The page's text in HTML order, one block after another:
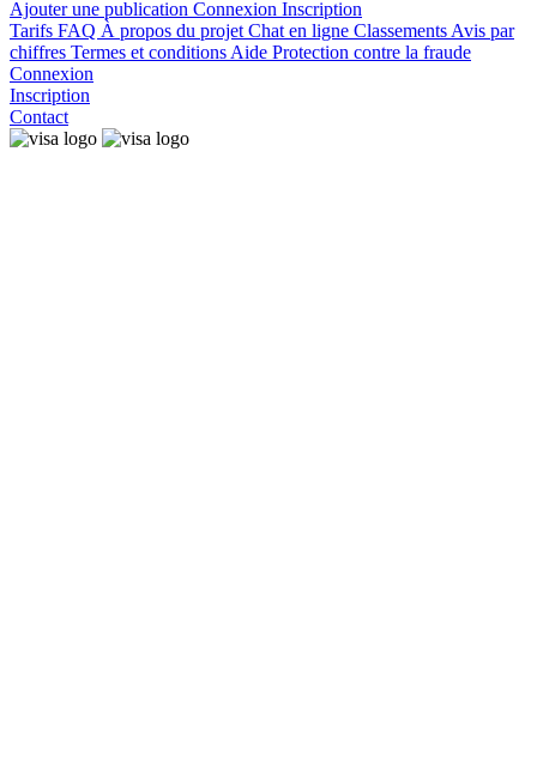
Ajouter une publication Connexion Inscription
Tarifs FAQ À propos du projet Chat en ligne Classements Avis par
chiffres Termes et conditions Aide Protection contre la fraude
Connexion
Inscription
Contact